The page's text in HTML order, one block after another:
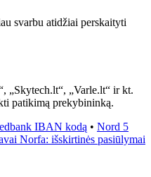
svarbu atidžiai perskaityti
„Skytech.lt“, „Varle.lt“ ir kt.
patikimą prekybininką.
IBAN kodą • Nord 5
Norfa: išskirtinės pasiūlymai